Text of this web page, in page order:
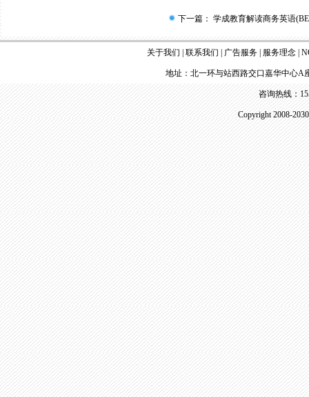
下一篇： 学成教育解读商务英语
关于我们 联系我们 广告服务| 服务理念|
地址：北一环与站西路交口嘉华中心
咨询热线：
Copyright 2008-